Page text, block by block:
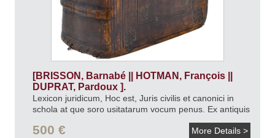
[BRISSON, Barnabé || HOTMAN, François ||
DUPRAT, Pardoux ].
Lexicon juridicum, Hoc est, Juris civilis et canonici in
schola at que soro usitatarum vocum penus. Ex antiquis
& recentioribus jurisconsultis de Lexigraphis [.] Brissonii,
Hotmani, Prateii.
500 € More Details >